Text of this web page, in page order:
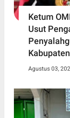
Ketum
Usut
Agustus 03,